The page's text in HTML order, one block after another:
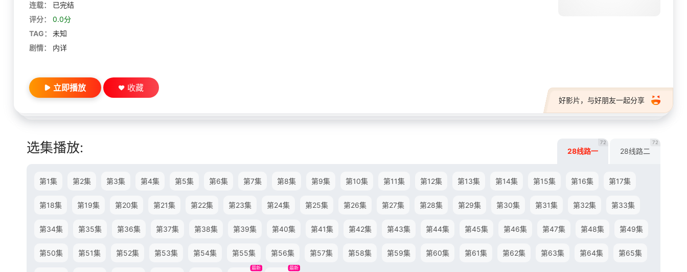
连载：
已完结
评分：
0.0分
TAG：
未知
剧情：
内详
好影片，与好朋友一起分享
立即播放 收藏
选集播放: 28线路一
72
28线路二
72
第1集 第2集 第3集 第4集 第5集 第6集 第7集 第8集 第9集 第10集 第11集 第12集 第13集 第14集 第15集 第16集 第17集
第18集 第19集 第20集 第21集 第22集 第23集 第24集 第25集 第26集 第27集 第28集 第29集 第30集 第31集 第32集 第33集
第34集 第35集 第36集 第37集 第38集 第39集 第40集 第41集 第42集 第43集 第44集 第45集 第46集 第47集 第48集 第49集
第50集 第51集 第52集 第53集 第54集 第55集 第56集 第57集 第58集 第59集 第60集 第61集 第62集 第63集 第64集 第65集
最新 最新